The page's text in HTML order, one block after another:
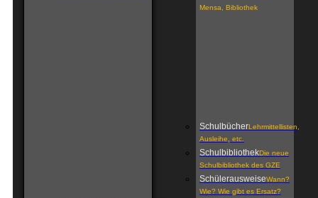
Mensa, Bibliothek
SchulbücherLehrmittellisten,
Ausleihe, etc.
SchulbibliothekDie neue
Schulbibliothek des GZE
SchülerausweiseWann?
Wie? Wie gibt es Ersatz?